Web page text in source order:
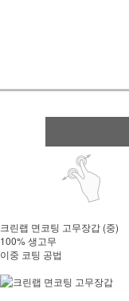
크린랩 면코팅 고무장갑 (중)
100% 생고무
이중 코팅 공법